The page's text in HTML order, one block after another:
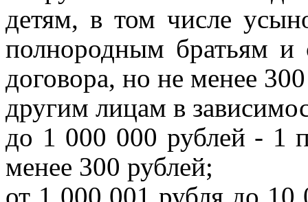
детям, в том числе
полнородным братьям
договора, но не менее
другим лицам в
до 1 000 000 рублей - 1
менее 300 рублей;